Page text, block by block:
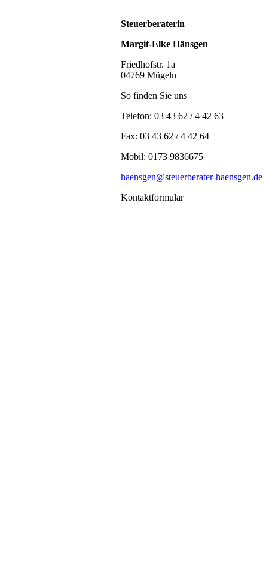
Steuerberaterin
Margit-Elke Hänsgen
Friedhofstr. 1a
04769 Mügeln
So finden Sie uns
Telefon: 03 43 62 / 4 42 63
Fax: 03 43 62 / 4 42 64
Mobil: 0173 9836675
haensgen@steuerberater-haensgen.de
Kontaktformular